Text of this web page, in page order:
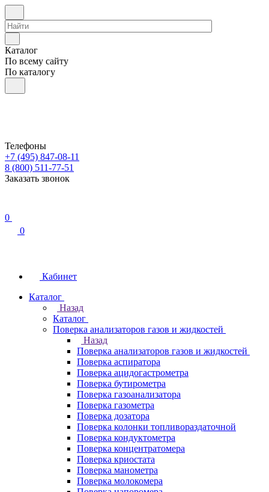
Каталог
По всему сайту
По каталогу
Телефоны
+7 (495) 847-08-11
8 (800) 511-77-51
Заказать звонок
0
0
Кабинет
Каталог
Назад
Каталог
Поверка анализаторов газов и жидкостей
Назад
Поверка анализаторов газов и жидкостей
Поверка аспиратора
Поверка ацидогастрометра
Поверка бутирометра
Поверка газоанализатора
Поверка газометра
Поверка дозатора
Поверка колонки топливораздаточной
Поверка кондуктометра
Поверка концентратомера
Поверка криостата
Поверка манометра
Поверка молокомера